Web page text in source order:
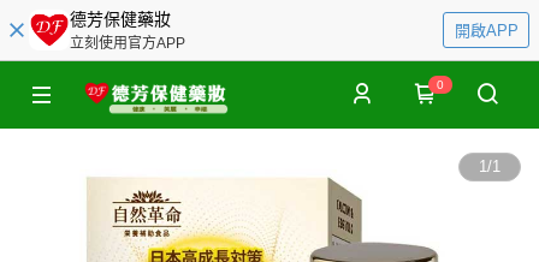
德芳保健藥妝
立刻使用官方APP
開啟APP
0
1/1